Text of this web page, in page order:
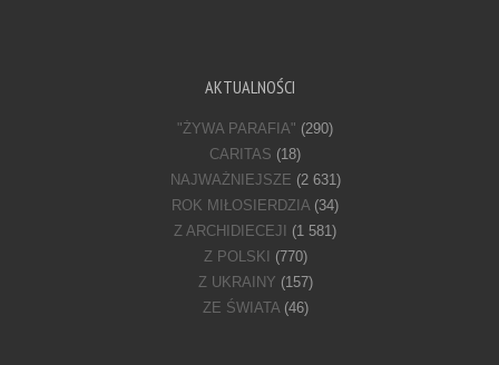
AKTUALNOŚCI
"ŻYWA PARAFIA" (290)
CARITAS (18)
NAJWAŻNIEJSZE (2 631)
ROK MIŁOSIERDZIA (34)
Z ARCHIDIECEJI
(1 581)
Z POLSKI
(770)
Z UKRAINY (157)
ZE ŚWIATA(46)